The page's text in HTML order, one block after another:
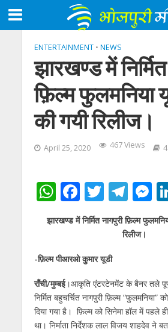
ENTERTAINMENT • NEWS
झारखण्ड में
फ़िल्म फुलमनिया
की गयी रिलीज।
April 25, 2020 467 Views
W
h
at
s
A
p
p
F
ac
e
b
o
o
k
T
w
itt
er
T
el
e
m
e
g
er
झारखण्ड में निर्मित नागपुरी फ़िल्म
रिलीज।
-फ़िल्म पीआरओ कुमार यूडी
राँची/मुम्बई।आकृति एंटरटेनमेंट के बैनर तले
निर्मित बहुचर्चित नागपुरी फ़िल्म
दिया गया है। फ़िल्म को सिनेमा हॉल में पहले
था। निर्माता निर्देशक लाल विजय शाहदेव ने